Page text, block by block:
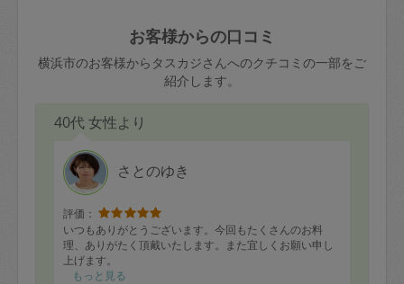
お客様からの口コミ
横浜市のお客様からタスカジさんへのクチコミの一部をご
紹介します。
40代 女性より
さとのゆき
評価：
いつもありがとうございます。今回もたくさんのお料
理、ありがたく頂戴いたします。また宜しくお願い申し
上げます。
もっと見る